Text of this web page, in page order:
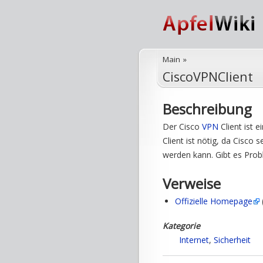
Main »
CiscoVPNClient
Beschreibung
Der Cisco VPN Client ist
Client ist nötig, da Cisco
werden kann. Gibt es
Verweise
Offizielle Homepage
Kategorie
Internet, Sicherheit